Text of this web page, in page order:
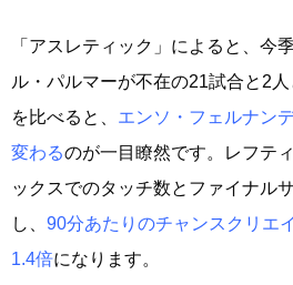
「アスレティック」によると、今
ル・パルマーが不在の21試合と2
を比べると、 エンソ・フェルナン
変わるのが一目瞭然です。レフテ
ックスでのタッチ数とファイナル
し、 90分あたりのチャンスクリエ
1.4倍になります。